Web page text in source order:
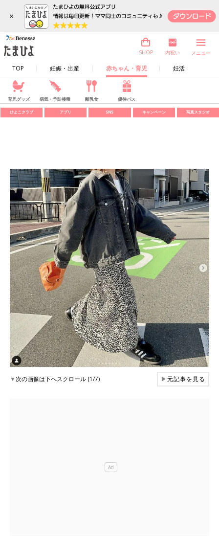
×
TOP 妊娠・出産 赤ちゃん・育児 妊活
SHOP 内祝い メニュー
育児グッズ 病気・予防接種 離乳食 優待パス
ひよこクラブ アプリ SNS キャンペーン 写真スタジオ
▼次の画像は下へスクロール (1/7) ▶元記事を見る